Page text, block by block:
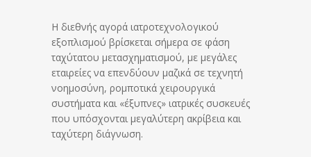
Η διεθνής αγορά ιατροτεχνολογικού
εξοπλισμού βρίσκεται σήμερα σε φάση
ταχύτατου μετασχηματισμού, με μεγάλες
εταιρείες να επενδύουν μαζικά σε τεχνητή
νοημοσύνη, ρομποτικά χειρουργικά
συστήματα και «έξυπνες» ιατρικές συσκευές
που υπόσχονται μεγαλύτερη ακρίβεια και
ταχύτερη διάγνωση.